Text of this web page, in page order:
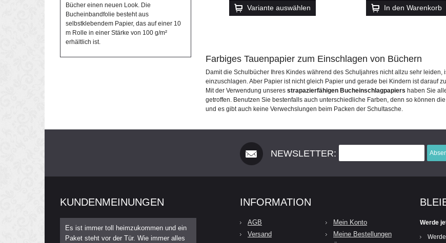
Bücher einen neuen Look. Die
Bucheinbandfolie besteht aus
selbstklebendem Papier, das auf einer 10
m Rolle in einer Stärke von 100 g/m²
erhältlich ist.
Variante auswählen In den Warenkorb
Farbiges Tauenpapier zum Einschlagen von Büchern
Damit die Schulbücher Ihres Kindes während des Schuljahres nicht allzu sehr
einzuschlagen. Aber Papier ist nicht gleich Papier und gerade bei Kindern ist darauf
Mit der Verwendung unseresstrapazierfähigen Bucheinschlagpapiers haben Sie
getroffen. Benutzen Sie bestenfalls auch unterschiedliche Farben, denn so können
und es gibt auch keine Verwechslungen beim Packen der Schultasche.
NEWSLETTER:
KUNDENMEINUNGEN
Es ist immer toll heimzukommen und ein
Paket steht vor der Tür. Wie immer alles
INFORMATION
AGB
Versand
Mein Konto
Meine Bestellungen
Werde